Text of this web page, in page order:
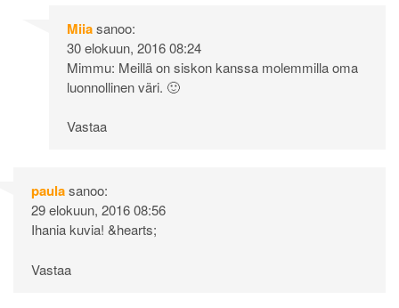
Miiasanoo:
30 elokuun, 2016 08:24
Mimmu: Meillä on siskon kanssa molemmilla oma
luonnollinen väri. 🙂
Vastaa
paulasanoo:
29 elokuun, 2016 08:56
Ihania kuvia! &hearts;
Vastaa